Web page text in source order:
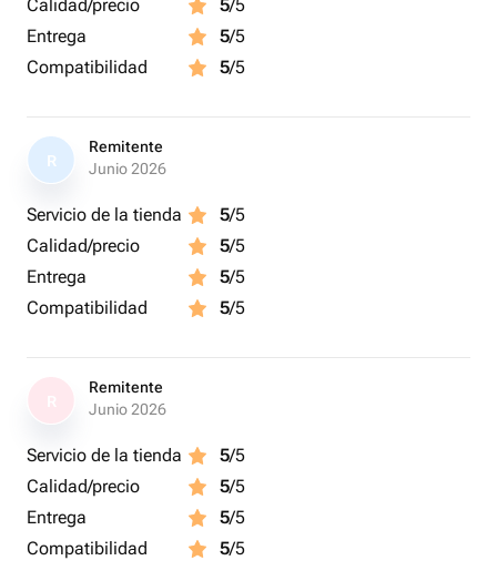
Calidad/precio 5/5
Entrega
5/5
Compatibilidad
5/5
R
Remitente
Junio 2026
Servicio de la tienda 5/5
Calidad/precio
5/5
Entrega
5/5
Compatibilidad
5/5
Remitente
Junio 2026
Servicio de la tienda 5/5
Calidad/precio
5/5
Entrega
5/5
Compatibilidad
5/5